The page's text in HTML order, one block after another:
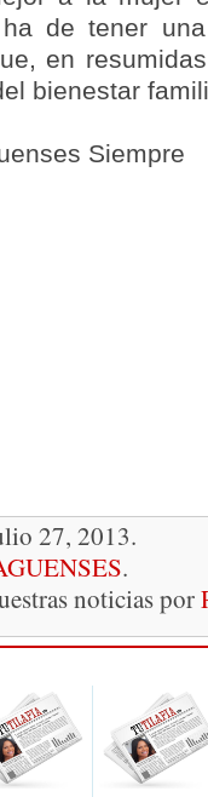
de tener
en
bienestar
Siempre
27, 2013.
.
noticias por